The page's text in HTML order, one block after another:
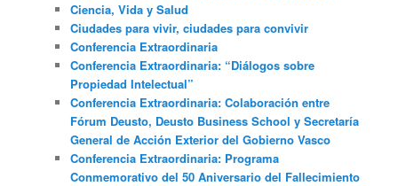
Ciencia, Vida y Salud
Ciudades para vivir, ciudades para convivir
Conferencia Extraordinaria
Conferencia Extraordinaria: “Diálogos sobre
Propiedad Intelectual”
Conferencia Extraordinaria: Colaboración entre
Fórum Deusto, Deusto Business School y Secretaría
General de Acción Exterior del Gobierno Vasco
Conferencia Extraordinaria: Programa
Conmemorativo del 50 Aniversario del Fallecimiento